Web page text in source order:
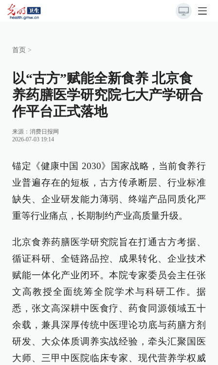
首页 >
以“古方”赋能全新食养 北京食
养药膳医学研究院七大产学研合
作平台正式落地
来源： 消费日报网
2026-07-03 19:14
锚定《健康中国 2030》国家战略，当前食养行
业普遍存在的短板，古方传承断层、行业标准
缺失、企业研发能力薄弱、终端产品同质化严
重等行业痛点，长期制约产业高质量升级。
北京食养药膳医学研究院旨在打通古方考据、
循证科研、全链路品控、成果转化、企业技术
赋能一体化产业闭环。本院专家委员会主任张
文高教授全面统筹全院学术与科研工作。据
悉，张文高深耕中医食疗、药食同源领域五十
余载，兼具深厚传统中医理论功底与药膳方剂
研发、大众体质调养实战经验，牵头汇聚国医
大师、三甲中医院临床专家、现代营养学权威